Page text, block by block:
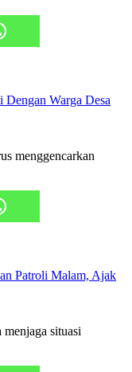
Warga Desa
menggencarkan
Patroli Malam, Ajak
situasi